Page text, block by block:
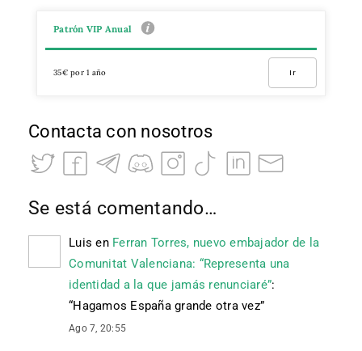
Patrón VIP Anual
35€ por 1 año Ir
Contacta con nosotros
Se está comentando…
Luis en Ferran Torres, nuevo embajador de la
Comunitat Valenciana: “Representa una
identidad a la que jamás renunciaré”:
“Hagamos España grande otra vez”
Ago 7, 20:55